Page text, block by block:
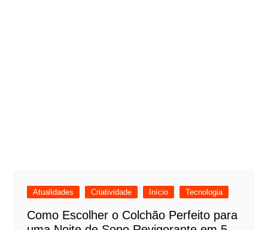
Atualidades Criatividade Início Tecnologia
Como Escolher o Colchão Perfeito para